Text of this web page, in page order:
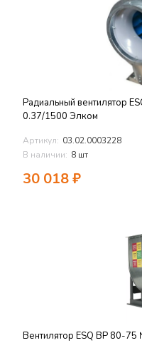
Радиальный вентилятор
0.37/1500 Элком
Артикул: 03.02.0003228
В наличии: 8 шт
30 018₽
Вентилятор ESQ ВР 80-